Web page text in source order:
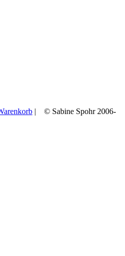
| © Sabine Spohr 2006-